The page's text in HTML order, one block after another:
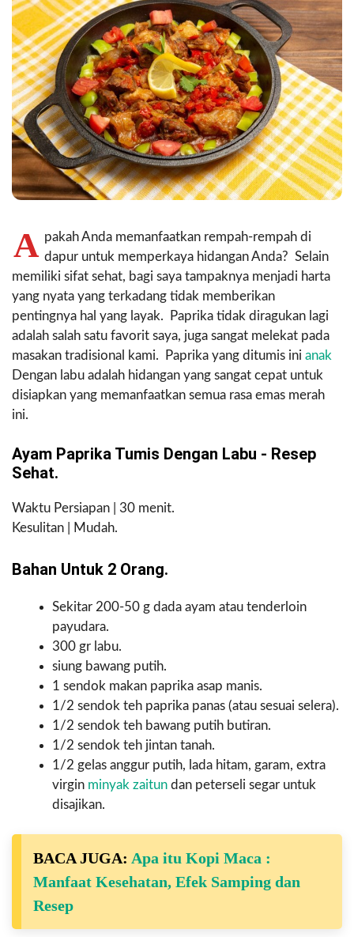
A pakah Anda memanfaatkan rempah-rempah di
dapur untuk memperkaya hidangan Anda? Selain
memiliki sifat sehat, bagi saya tampaknya menjadi harta
yang nyata yang terkadang tidak memberikan
pentingnya hal yang layak. Paprika tidak diragukan lagi
adalah salah satu favorit saya, juga sangat melekat pada
masakan tradisional kami. Paprika yang ditumis ini anak
Dengan labu adalah hidangan yang sangat cepat untuk
disiapkan yang memanfaatkan semua rasa emas merah
ini.
Ayam Paprika Tumis Dengan Labu - Resep
Sehat.
Waktu Persiapan | 30 menit.
Kesulitan | Mudah.
Bahan Untuk 2 Orang.
Sekitar 200-50 g dada ayam atau tenderloin
payudara.
300 gr labu.
siung bawang putih.
1 sendok makan paprika asap manis.
1/2 sendok teh paprika panas (atau sesuai selera).
1/2 sendok teh bawang putih butiran.
1/2 sendok teh jintan tanah.
1/2 gelas anggur putih, lada hitam, garam, extra
virgin minyak zaitun dan peterseli segar untuk
disajikan.
BACA JUGA: Apa itu Kopi Maca :
Manfaat Kesehatan, Efek Samping dan
Resep